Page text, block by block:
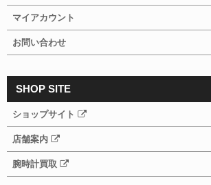
マイアカウント
お問い合わせ
SHOP SITE
ショップサイト
店舗案内
腕時計買取